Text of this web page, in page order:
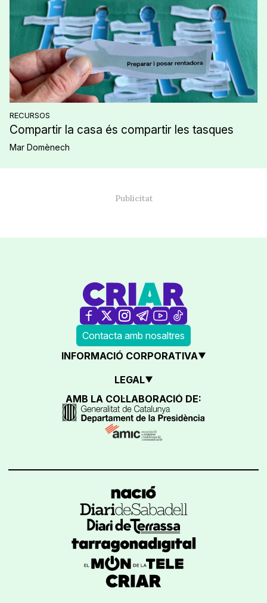
RECURSOS
Compartir la casa és compartir les tasques
Mar Domènech
Contacta amb nosaltres
INFORMACIÓ CORPORATIVA
LEGAL
AMB LA COL·LABORACIÓ DE: